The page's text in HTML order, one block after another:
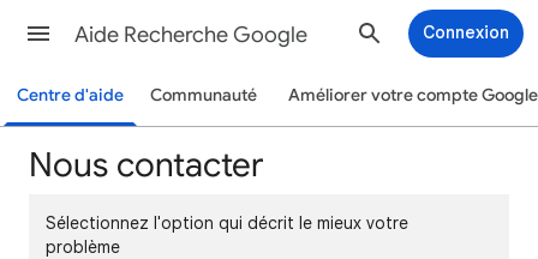
Aide Recherche Google Connexion
Centre d'aide Communauté Améliorer votre compte Google
Nous contacter
Sélectionnez l'option qui décrit le mieux votre
problème